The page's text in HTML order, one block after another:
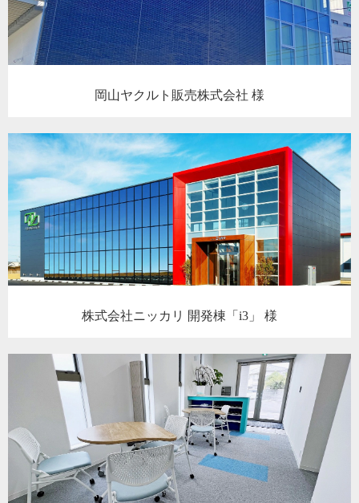
岡山ヤクルト販売株式会社 様
株式会社ニッカリ 開発棟「i3」 様